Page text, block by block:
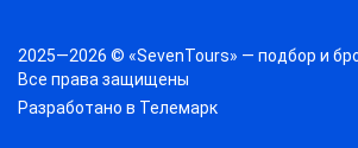
2025—2026 © «SevenTours» — подбор и
Все права защищены
Разработано в Телемарк